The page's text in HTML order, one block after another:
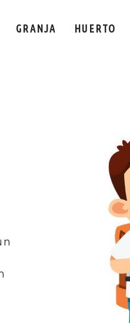
GRANJA HUERTO